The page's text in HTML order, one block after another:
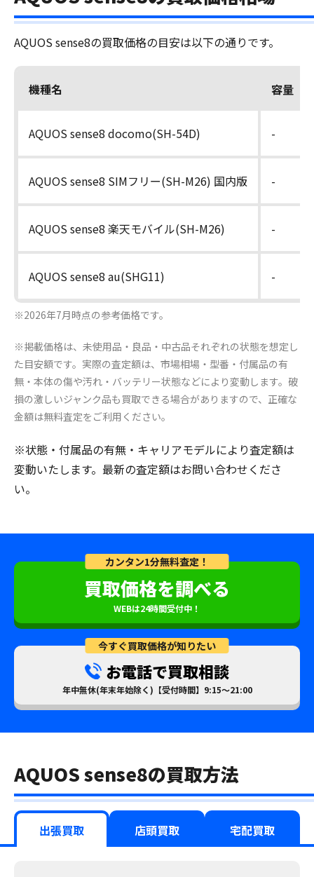
AQUOS sense8の買取価格の目安は以下の通りです。
機種名 容量
AQUOS sense8 docomo(SH-54D) -
AQUOS sense8 SIMフリー(SH-M26) 国内版 -
AQUOS sense8 楽天モバイル(SH-M26) -
AQUOS sense8 au(SHG11) -
※2026年7月時点の参考価格です。
※掲載価格は、未使用品・良品・中古品それぞれの状態を想定し
た目安額です。実際の査定額は、市場相場・型番・付属品の有
無・本体の傷や汚れ・バッテリー状態などにより変動します。破
損の激しいジャンク品も買取できる場合がありますので、正確な
金額は無料査定をご利用ください。
※状態・付属品の有無・キャリアモデルにより査定額は
変動いたします。最新の査定額はお問い合わせくださ
い。
カンタン1分無料査定！
買取価格を調べる
WEBは24時間受付中！
今すぐ買取価格が知りたい
お電話で買取相談
年中無休(年末年始除く)【受付時間】9:15～21:00
AQUOS sense8の買取方法
出張買取 店頭買取 宅配買取